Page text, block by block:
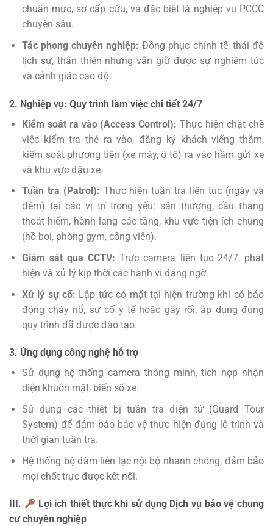
chuẩn mực, sơ cấp cứu, và đặc biệt là nghiệp vụ PCCC
chuyên sâu.
Tác phong chuyên nghiệp: Đồng phục chỉnh tề, thái độ
lịch sự, thân thiện nhưng vẫn giữ được sự nghiêm túc
và cảnh giác cao độ.
2. Nghiệp vụ: Quy trình làm việc chi tiết 24/7
Kiểm soát ra vào (Access Control): Thực hiện chặt chẽ
việc kiểm tra thẻ ra vào, đăng ký khách viếng thăm,
kiểm soát phương tiện (xe máy, ô tô) ra vào hầm gửi xe
và khu vực đậu xe.
Tuần tra (Patrol): Thực hiện tuần tra liên tục (ngày và
đêm) tại các vị trí trọng yếu: sân thượng, cầu thang
thoát hiểm, hành lang các tầng, khu vực tiện ích chung
(hồ bơi, phòng gym, công viên).
Giám sát qua CCTV: Trực camera liên tục 24/7, phát
hiện và xử lý kịp thời các hành vi đáng ngờ.
Xử lý sự cố: Lập tức có mặt tại hiện trường khi có báo
động cháy nổ, sự cố y tế hoặc gây rối, áp dụng đúng
quy trình đã được đào tạo.
3. Ứng dụng công nghệ hỗ trợ
Sử dụng hệ thống camera thông minh, tích hợp nhận
diện khuôn mặt, biển số xe.
Sử dụng các thiết bị tuần tra điện tử (Guard Tour
System) để đảm bảo bảo vệ thực hiện đúng lộ trình và
thời gian tuần tra.
Hệ thống bộ đàm liên lạc nội bộ nhanh chóng, đảm bảo
mọi chốt trực được kết nối.
III.
Lợi ích thiết thực khi sử dụng Dịch vụ bảo vệ chung
cư chuyên nghiệp